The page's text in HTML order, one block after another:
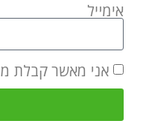
אימייל
אני מאשר קבלת